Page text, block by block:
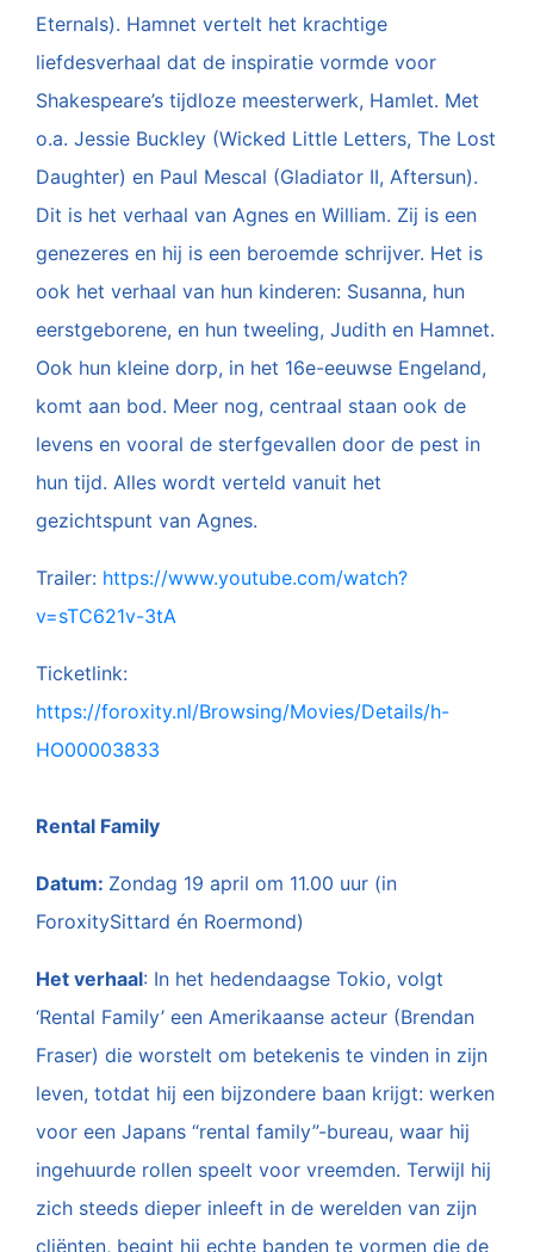
Eternals). Hamnet vertelt het krachtige
liefdesverhaal dat de inspiratie vormde voor
Shakespeare’s tijdloze meesterwerk, Hamlet. Met
o.a. Jessie Buckley (Wicked Little Letters, The Lost
Daughter) en Paul Mescal (Gladiator II, Aftersun).
Dit is het verhaal van Agnes en William. Zij is een
genezeres en hij is een beroemde schrijver. Het is
ook het verhaal van hun kinderen: Susanna, hun
eerstgeborene, en hun tweeling, Judith en Hamnet.
Ook hun kleine dorp, in het 16e-eeuwse Engeland,
komt aan bod. Meer nog, centraal staan ook de
levens en vooral de sterfgevallen door de pest in
hun tijd. Alles wordt verteld vanuit het
gezichtspunt van Agnes.
Trailer: https://www.youtube.com/watch?
v=sTC621v-3tA
Ticketlink:
https://foroxity.nl/Browsing/Movies/Details/h-
HO00003833
Rental Family
Datum: Zondag 19 april om 11.00 uur (in
ForoxitySittard én Roermond)
Het verhaal: In het hedendaagse Tokio, volgt
‘Rental Family’ een Amerikaanse acteur (Brendan
Fraser) die worstelt om betekenis te vinden in zijn
leven, totdat hij een bijzondere baan krijgt: werken
voor een Japans “rental family”-bureau, waar hij
ingehuurde rollen speelt voor vreemden. Terwijl hij
zich steeds dieper inleeft in de werelden van zijn
cliënten, begint hij echte banden te vormen die de